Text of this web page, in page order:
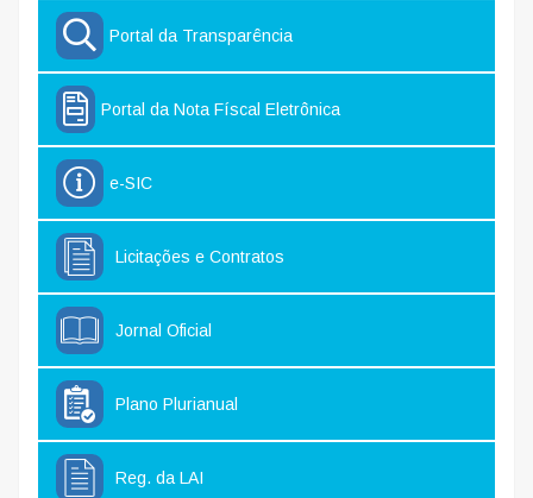
Portal da Transparência
Portal da Nota Físcal Eletrônica
e-SIC
Licitações e Contratos
Jornal Oficial
Plano Plurianual
Reg. da LAI